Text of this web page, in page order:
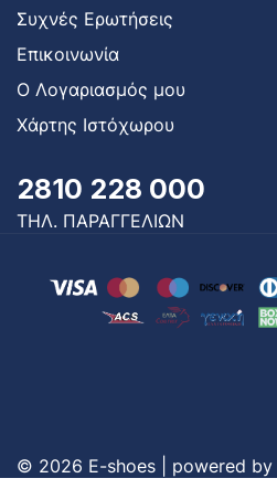
Συχνές Ερωτήσεις
Επικοινωνία
Ο Λογαριασμός μου
Χάρτης Ιστόχωρου
2810 228 000
ΤΗΛ. ΠΑΡΑΓΓΕΛΙΩΝ
© 2026 E-shoes | powered by